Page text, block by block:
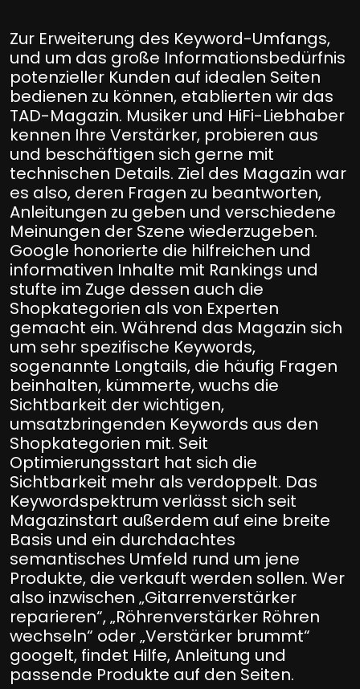
Zur Erweiterung des Keyword-Umfangs,
und um das große Informationsbedürfnis
potenzieller Kunden auf idealen Seiten
bedienen zu können, etablierten wir das
TAD-Magazin. Musiker und HiFi-Liebhaber
kennen Ihre Verstärker, probieren aus
und beschäftigen sich gerne mit
technischen Details. Ziel des Magazin war
es also, deren Fragen zu beantworten,
Anleitungen zu geben und verschiedene
Meinungen der Szene wiederzugeben.
Google honorierte die hilfreichen und
informativen Inhalte mit Rankings und
stufte im Zuge dessen auch die
Shopkategorien als von Experten
gemacht ein. Während das Magazin sich
um sehr spezifische Keywords,
sogenannte Longtails, die häufig Fragen
beinhalten, kümmerte, wuchs die
Sichtbarkeit der wichtigen,
umsatzbringenden Keywords aus den
Shopkategorien mit. Seit
Optimierungsstart hat sich die
Sichtbarkeit mehr als verdoppelt. Das
Keywordspektrum verlässt sich seit
Magazinstart außerdem auf eine breite
Basis und ein durchdachtes
semantisches Umfeld rund um jene
Produkte, die verkauft werden sollen. Wer
also inzwischen „Gitarrenverstärker
reparieren“, „Röhrenverstärker Röhren
wechseln“ oder „Verstärker brummt“
googelt, findet Hilfe, Anleitung und
passende Produkte auf den Seiten.